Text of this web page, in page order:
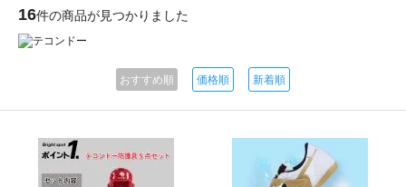
16件の商品が見つかりました
おすすめ順 価格順 新着順